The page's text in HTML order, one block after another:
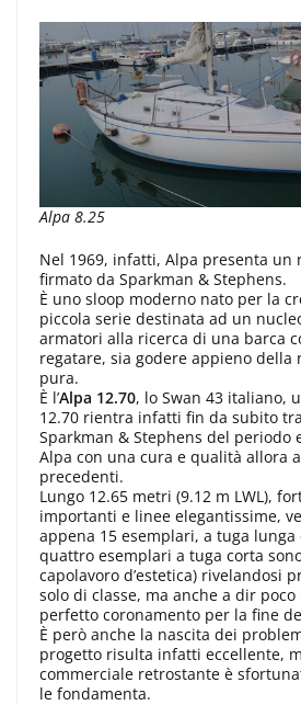
Alpa 8.25
Nel 1969, infatti, Alpa presenta un
firmato da Sparkman & Stephens.
È uno sloop moderno nato per la
piccola serie destinata ad un
armatori alla ricerca di una barca
regatare, sia godere appieno della
pura.
È l’Alpa 12.70, lo Swan 43 italiano,
12.70 rientra infatti fin da subito
Sparkman & Stephens del periodo
Alpa con una cura e qualità allora
precedenti.
Lungo 12.65 metri (9.12 m LWL),
importanti e linee elegantissime,
appena 15 esemplari, a tuga lunga
quattro esemplari a tuga corta
capolavoro d’estetica) rivelandosi
solo di classe, ma anche a dir
perfetto coronamento per la fine
È però anche la nascita dei
progetto risulta infatti eccellente,
commerciale retrostante è
le fondamenta.